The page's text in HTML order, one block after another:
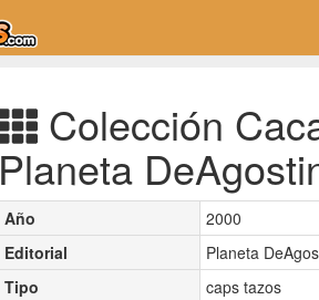
Colección
Planeta
Año
2000
Editorial
Planeta
Tipo
caps tazos